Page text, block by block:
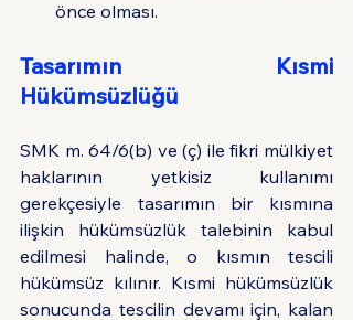
önce olması.
Tasarımın Kısmi
Hükümsüzlüğü
SMK m. 64/6(b) ve (ç) ile fikri mülkiyet
haklarının yetkisiz kullanımı
gerekçesiyle tasarımın bir kısmına
ilişkin hükümsüzlük talebinin kabul
edilmesi halinde, o kısmın tescili
hükümsüz kılınır. Kısmi hükümsüzlük
sonucunda tescilin devamı için, kalan